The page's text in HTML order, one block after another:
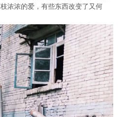
浓浓的爱，有些东西改变了又何